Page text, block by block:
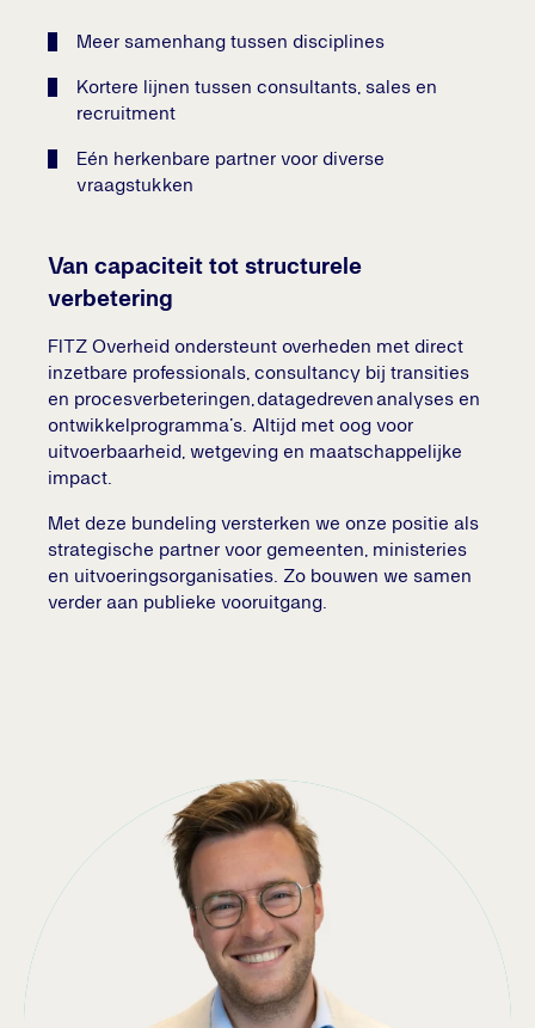
Meer samenhang tussen disciplines
Kortere lijnen tussen consultants, sales en
recruitment
Eén herkenbare partner voor diverse
vraagstukken
Van capaciteit tot structurele
verbetering
FITZ Overheid ondersteunt overheden met direct
inzetbare professionals, consultancy bij transities
en procesverbeteringen, datagedreven analyses en
ontwikkelprogramma’s. Altijd met oog voor
uitvoerbaarheid, wetgeving en maatschappelijke
impact.
Met deze bundeling versterken we onze positie als
strategische partner voor gemeenten, ministeries
en uitvoeringsorganisaties. Zo bouwen we samen
verder aan publieke vooruitgang.